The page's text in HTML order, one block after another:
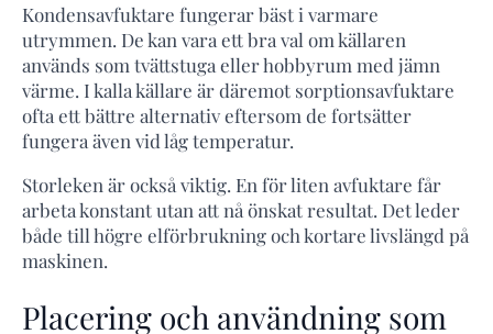
Kondensavfuktare fungerar bäst i varmare
utrymmen. De kan vara ett bra val om källaren
används som tvättstuga eller hobbyrum med jämn
värme. I kalla källare är däremot sorptionsavfuktare
ofta ett bättre alternativ eftersom de fortsätter
fungera även vid låg temperatur.
Storleken är också viktig. En för liten avfuktare får
arbeta konstant utan att nå önskat resultat. Det leder
både till högre elförbrukning och kortare livslängd på
maskinen.
Placering och användning som